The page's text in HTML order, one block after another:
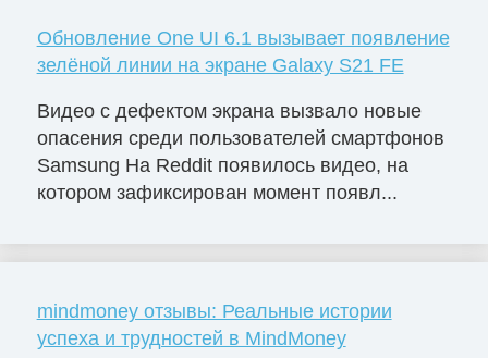
Обновление One UI 6.1 вызывает появление
зелёной линии на экране Galaxy S21 FE
Видео с дефектом экрана вызвало новые
опасения среди пользователей смартфонов
Samsung На Reddit появилось видео, на
котором зафиксирован момент появл...
mindmoney отзывы: Реальные истории
успеха и трудностей в MindMoney